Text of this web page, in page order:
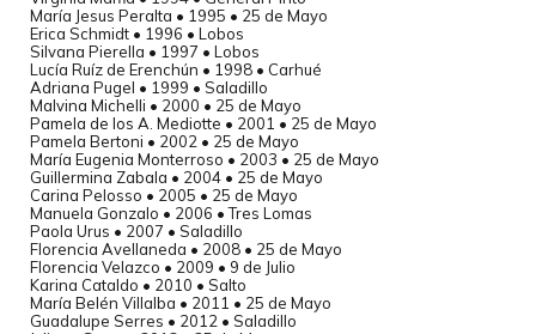
María Jesus Peralta • 1995 • 25 de Mayo
Erica Schmidt • 1996 • Lobos
Silvana Pierella • 1997 • Lobos
Lucía Ruíz de Erenchún • 1998 • Carhué
Adriana Pugel • 1999 • Saladillo
Malvina Michelli • 2000 • 25 de Mayo
Pamela de los A. Mediotte • 2001 • 25 de Mayo
Pamela Bertoni • 2002 • 25 de Mayo
María Eugenia Monterroso • 2003 • 25 de Mayo
Guillermina Zabala • 2004 • 25 de Mayo
Carina Pelosso • 2005 • 25 de Mayo
Manuela Gonzalo • 2006 • Tres Lomas
Paola Urus • 2007 • Saladillo
Florencia Avellaneda • 2008 • 25 de Mayo
Florencia Velazco • 2009 • 9 de Julio
Karina Cataldo • 2010 • Salto
María Belén Villalba • 2011 • 25 de Mayo
Guadalupe Serres • 2012 • Saladillo